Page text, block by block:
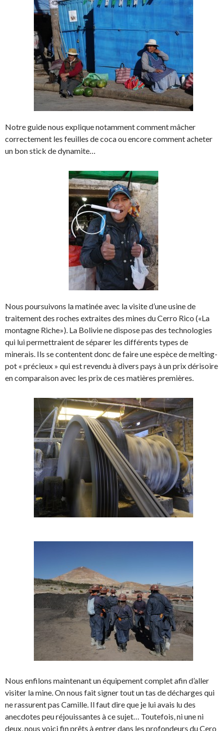
Notre guide nous explique notamment comment mâcher
correctement les feuilles de coca ou encore comment acheter
un bon stick de dynamite…
Nous poursuivons la matinée avec la visite d’une usine de
traitement des roches extraites des mines du Cerro Rico («La
montagne Riche»). La Bolivie ne dispose pas des technologies
qui lui permettraient de séparer les différents types de
minerais. Ils se contentent donc de faire une espèce de melting-
pot « précieux » qui est revendu à divers pays à un prix dérisoire
en comparaison avec les prix de ces matières premières.
Nous enfilons maintenant un équipement complet afin d’aller
visiter la mine. On nous fait signer tout un tas de décharges qui
ne rassurent pas Camille. Il faut dire que je lui avais lu des
anecdotes peu réjouissantes à ce sujet… Toutefois, ni une ni
deux, nous voici fin prêts à entrer dans les profondeurs du Cero